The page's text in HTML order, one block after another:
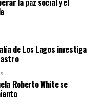
la paz social y el
de Los Lagos investiga
Roberto White se